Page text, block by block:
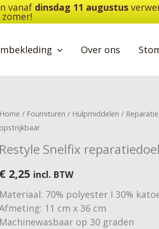
vanaf dinsdag 11 augustus
Over ons
Home / Fournituren / Hulpmiddelen /
opstrijkbaar
Restyle Snelfix
€ 2,25 incl. BTW
Materiaal: 70% polyester I 30%
11 cm x 36 cm
Machinewasbaar op 30 graden
Restyle
Snelfix
-
opstrijkbaar
aantal